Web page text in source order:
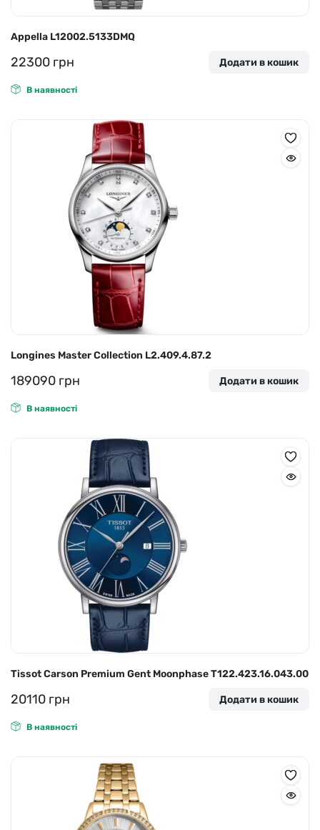
Appella L12002.5133DMQ
22300 грн Додати в кошик
В наявності
Longines Master Collection L2.409.4.87.2
189090 грн Додати в кошик
В наявності
Tissot Carson Premium Gent Moonphase T122.423.16.043.00
20110 грн Додати в кошик
В наявності